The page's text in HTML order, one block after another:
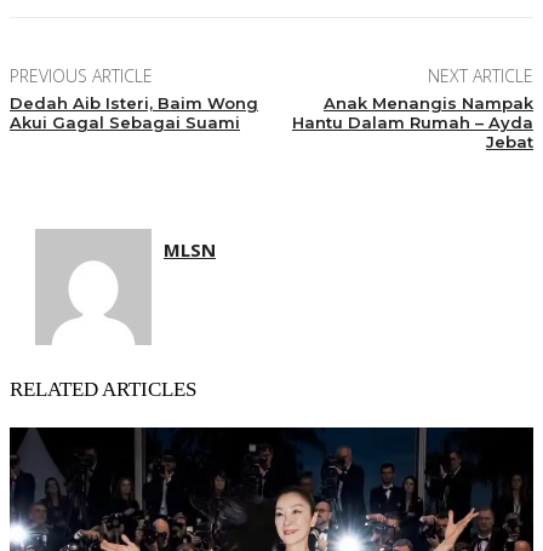
PREVIOUS ARTICLE
Dedah Aib Isteri, Baim Wong
Akui Gagal Sebagai Suami
NEXT ARTICLE
Anak Menangis Nampak
Hantu Dalam Rumah – Ayda
Jebat
MLSN
RELATED ARTICLES